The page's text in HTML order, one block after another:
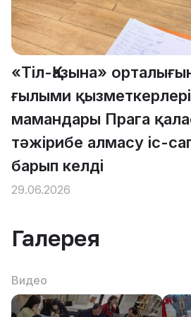
«Тіл-Қазына»
ғылыми
мамандары Прага
тәжірибе алмасу іс-
барып келді
29.06.2026
Галерея
Видео